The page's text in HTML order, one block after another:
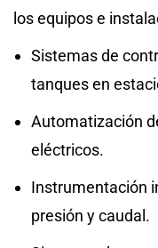
los equipos e
Sistemas de
tanques en
Automatización
eléctricos.
Instrumentación
presión y caudal.